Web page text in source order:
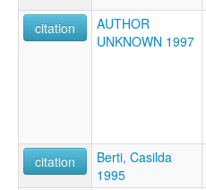
citation
AUTHOR
UNKNOWN 1997
citation
Berti, Casilda
1995